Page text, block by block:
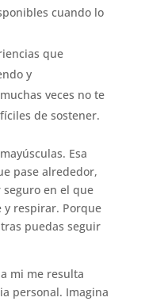
cuando lo
que
y
veces no te
de sostener.
Esa
pase alrededor,
en el que
y respirar. Porque
puedas seguir
mi me resulta
personal. Imagina